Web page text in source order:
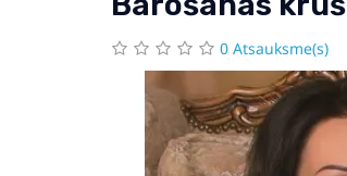
0 Atsauksme(s)